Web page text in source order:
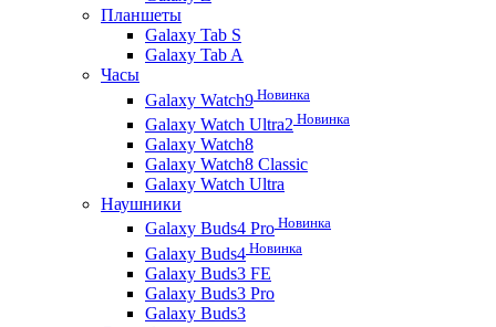
Планшеты
Galaxy Tab S
Galaxy Tab A
Часы
Galaxy Watch9 Новинка
Galaxy Watch Ultra2 Новинка
Galaxy Watch8
Galaxy Watch8 Classic
Galaxy Watch Ultra
Наушники
Galaxy Buds4 Pro Новинка
Galaxy Buds4 Новинка
Galaxy Buds3 FE
Galaxy Buds3 Pro
Galaxy Buds3